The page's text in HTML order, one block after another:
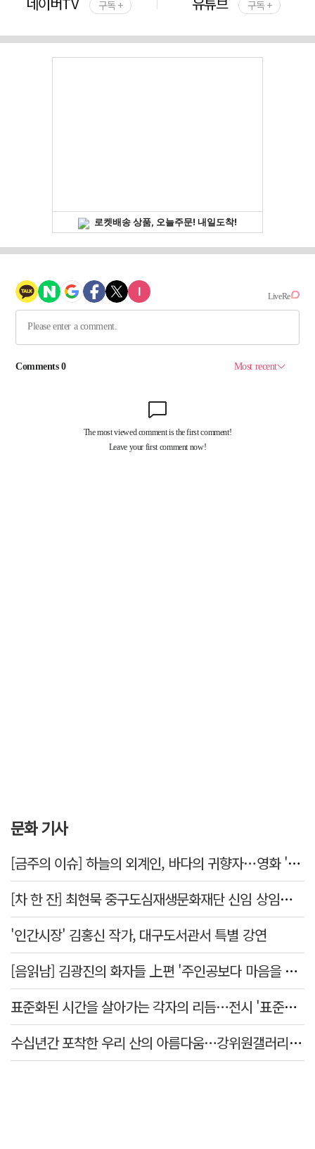
구독 + 구독 +
문화 기사
[금주의 이슈] 하늘의 외계인, 바다의 귀향자…영화 '호프'와 '오디세이'
[차 한 잔] 최현묵 중구도심재생문화재단 신임 상임이사 "서문시장·경상감영 등 지역 자원 활용…문화의 일상화"
'인간시장' 김홍신 작가, 대구도서관서 특별 강연
[음읽남] 김광진의 화자들 上편 '주인공보다 마음을 쓴 사람'
표준화된 시간을 살아가는 각자의 리듬…전시 '표준시차'
수십년간 포착한 우리 산의 아름다움…강위원갤러리 '팔공·지리展' 개최